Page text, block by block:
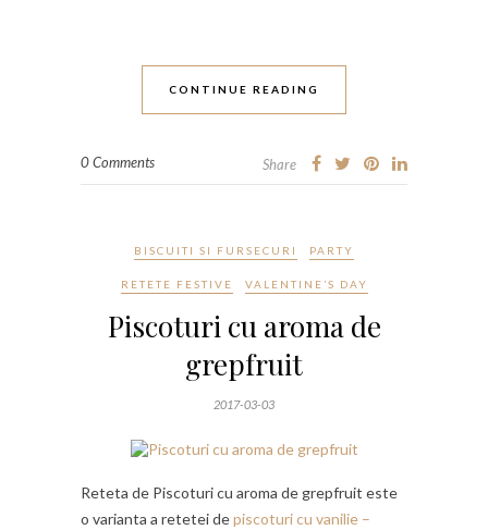
CONTINUE READING
0 Comments Share
BISCUITI SI FURSECURI PARTY
RETETE FESTIVE VALENTINE’S DAY
Piscoturi cu aroma de
grepfruit
2017-03-03
Reteta de Piscoturi cu aroma de grepfruit este
o varianta a retetei depiscoturi cu vanilie –